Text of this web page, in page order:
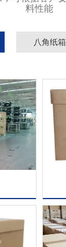
料性能
八角纸箱